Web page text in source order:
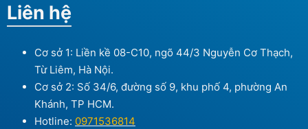
Liên hệ
Cơ sở 1: Liền kề 08-C10, ngõ 44/3 Nguyễn Cơ Thạch,
Từ Liêm, Hà Nội.
Cơ sở 2: Số 34/6, đường số 9, khu phố 4, phường An
Khánh, TP HCM.
Hotline: 0971536814